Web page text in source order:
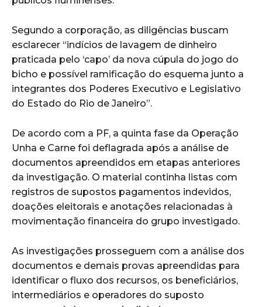
Segundo a corporação, as diligências buscam
esclarecer “indícios de lavagem de dinheiro
praticada pelo ‘capo’ da nova cúpula do jogo do
bicho e possível ramificação do esquema junto a
integrantes dos Poderes Executivo e Legislativo
do Estado do Rio de Janeiro”.
De acordo com a PF, a quinta fase da Operação
Unha e Carne foi deflagrada após a análise de
documentos apreendidos em etapas anteriores
da investigação. O material continha listas com
registros de supostos pagamentos indevidos,
doações eleitorais e anotações relacionadas à
movimentação financeira do grupo investigado.
As investigações prosseguem com a análise dos
documentos e demais provas apreendidas para
identificar o fluxo dos recursos, os beneficiários,
intermediários e operadores do suposto